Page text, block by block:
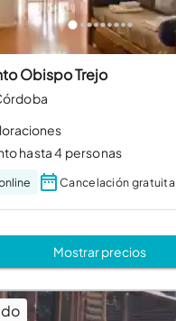
Obispo Trejo
hasta 4 personas
Cancelación gratuita
Mostrar precios